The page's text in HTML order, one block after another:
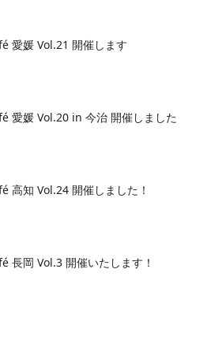
愛媛 Vol.21 開催します
愛媛 Vol.20 in 今治 開催しました
高知 Vol.24 開催しました！
長岡 Vol.3 開催いたします！